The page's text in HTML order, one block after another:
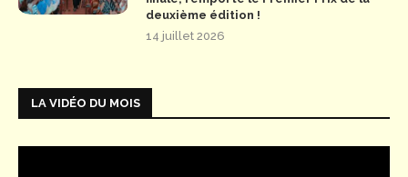
deuxième édition !
14 juillet 2026
LA VIDÉO DU MOIS